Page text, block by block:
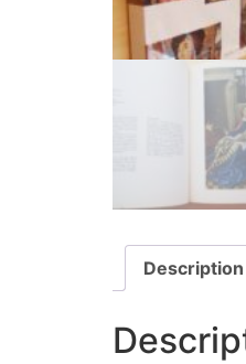
Description